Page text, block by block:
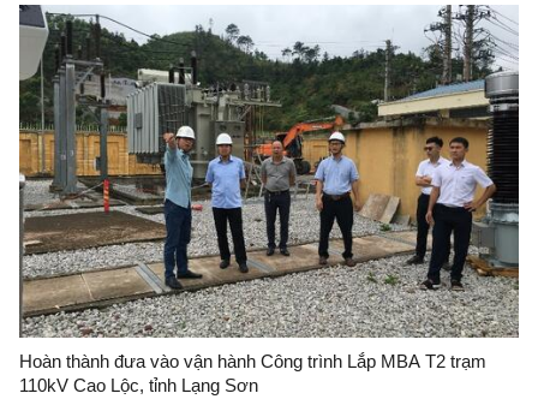
Hoàn thành đưa vào vận hành Công trình Lắp MBA T2 trạm
110kV Cao Lộc, tỉnh Lạng Sơn